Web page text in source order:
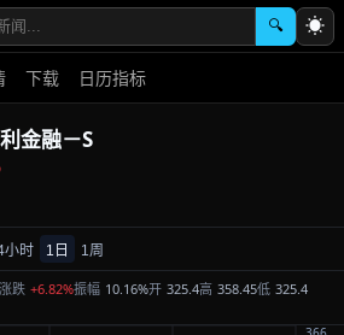
🔍 ☀
下载 日历指标
金融－S
小时 1日 1周
涨跌 +6.82%振幅 10.16%开 325.4高 358.45低 325.4